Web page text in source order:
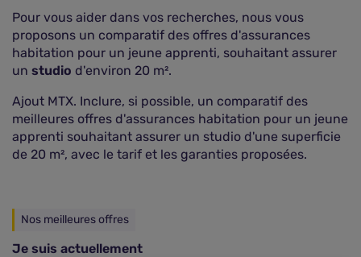
Pour vous aider dans vos recherches, nous vous
proposons un comparatif des offres d'assurances
habitation pour un jeune apprenti, souhaitant assurer
un studio d'environ 20 m².
Ajout MTX. Inclure, si possible, un comparatif des
meilleures offres d'assurances habitation pour un jeune
apprenti souhaitant assurer un studio d'une superficie
de 20 m², avec le tarif et les garanties proposées.
Nos meilleures offres
Je suis actuellement